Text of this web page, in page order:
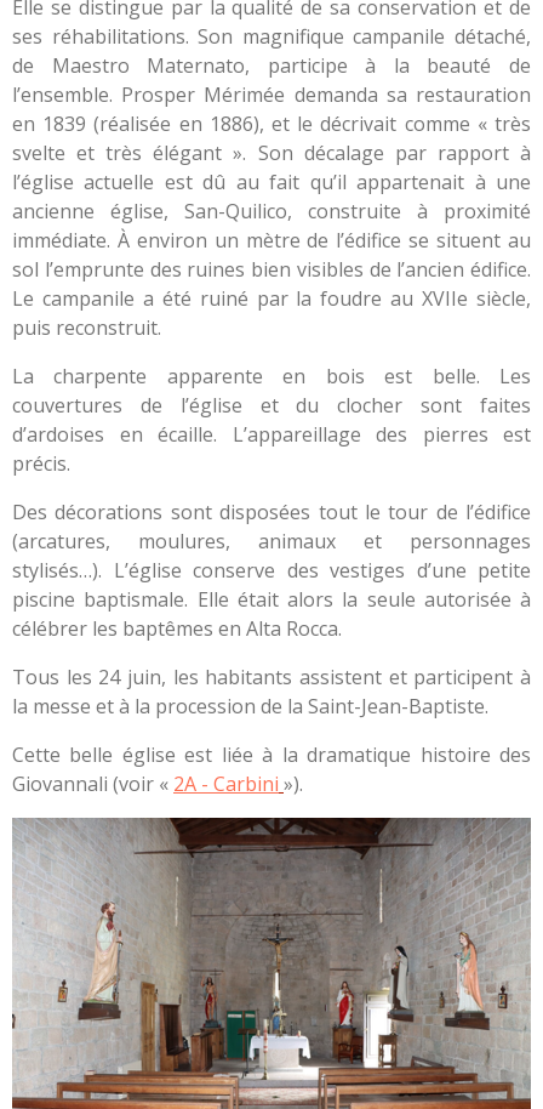
Elle se distingue par la qualité de sa conservation et de
ses réhabilitations. Son magnifique campanile détaché,
de Maestro Maternato, participe à la beauté de
l’ensemble. Prosper Mérimée demanda sa restauration
en 1839 (réalisée en 1886), et le décrivait comme « très
svelte et très élégant ». Son décalage par rapport à
l’église actuelle est dû au fait qu’il appartenait à une
ancienne église, San-Quilico, construite à proximité
immédiate. À environ un mètre de l’édifice se situent au
sol l’emprunte des ruines bien visibles de l’ancien édifice.
Le campanile a été ruiné par la foudre au XVIIe siècle,
puis reconstruit.
La charpente apparente en bois est belle. Les
couvertures de l’église et du clocher sont faites
d’ardoises en écaille. L’appareillage des pierres est
précis.
Des décorations sont disposées tout le tour de l’édifice
(arcatures, moulures, animaux et personnages
stylisés…). L’église conserve des vestiges d’une petite
piscine baptismale. Elle était alors la seule autorisée à
célébrer les baptêmes en Alta Rocca.
Tous les 24 juin, les habitants assistent et participent à
la messe et à la procession de la Saint-Jean-Baptiste.
Cette belle église est liée à la dramatique histoire des
Giovannali (voir « 2A - Carbini »).